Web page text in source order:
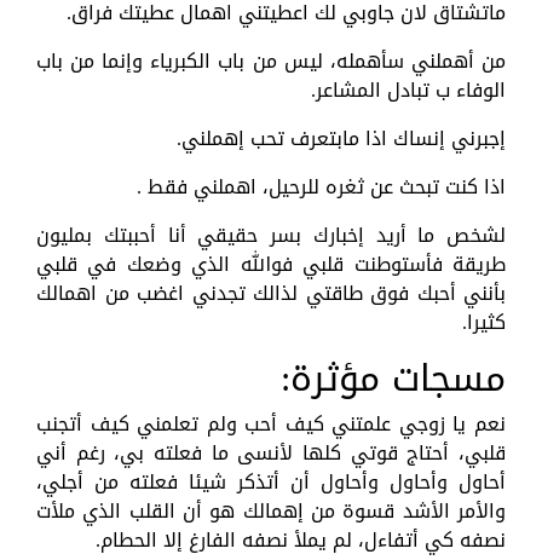
ماتشتاق لان جاوبي لك اعطيتني اهمال عطيتك فراق.
من أهملني سأهمله، ليس من باب الكبرياء وإنما من باب
الوفاء ب تبادل المشاعر.
إجبرني إنساك اذا مابتعرف تحب إهملني.
اذا كنت تبحث عن ثغره للرحيل، اهملني فقط .
لشخص ما أريد إخبارك بسر حقيقي أنا أحببتك بمليون
طريقة فأستوطنت قلبي فوالله الذي وضعك في قلبي
بأنني أحبك فوق طاقتي لذالك تجدني اغضب من اهمالك
كثيرا.
مسجات مؤثرة:
نعم يا زوجي علمتني كيف أحب ولم تعلمني كيف أتجنب
قلبي، أحتاج قوتي كلها لأنسى ما فعلته بي، رغم أني
أحاول وأحاول وأحاول أن أتذكر شيئا فعلته من أجلي،
والأمر الأشد قسوة من إهمالك هو أن القلب الذي ملأت
نصفه كي أتفاءل، لم يملأ نصفه الفارغ إلا الحطام.